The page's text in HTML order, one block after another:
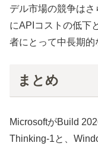
デル市場の競争は
にAPIコストの低下
者にとって中長期的
まとめ
MicrosoftがBuild
Thinking-1と、